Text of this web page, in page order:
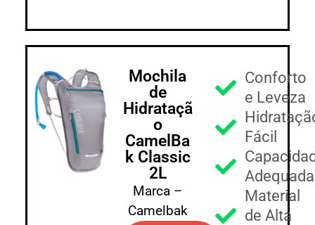
Mochila
de
Hidrataçã
o
CamelBa
k Classic
2L
Marca –
Camelbak
Conforto
e Leveza
Fácil
Adequada
Material
de Alta